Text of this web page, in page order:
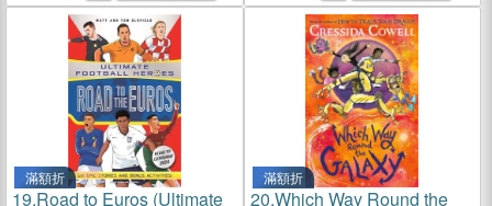
滿額折
19.Road to Euros (Ultimate
滿額折
20.Which Way Round the